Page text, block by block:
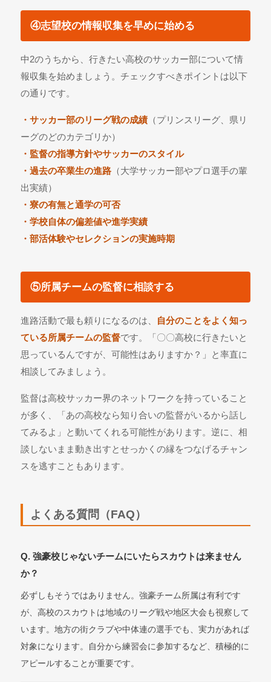
④志望校の情報収集を早めに始める
中2のうちから、行きたい高校のサッカー部について情
報収集を始めましょう。チェックすべきポイントは以下
の通りです。
・サッカー部のリーグ戦の成績（プリンスリーグ、県リ
ーグのどのカテゴリか）
・監督の指導方針やサッカーのスタイル
・過去の卒業生の進路 （大学サッカー部やプロ選手の輩
出実績）
・寮の有無と通学の可否
・学校自体の偏差値や進学実績
・部活体験やセレクションの実施時期
⑤所属チームの監督に相談する
進路活動で最も頼りになるのは、
自分のことをよく知っ
ている所属チームの監督です。「〇〇高校に行きたいと
思っているんですが、可能性はありますか？」と率直に
相談してみましょう。
監督は高校サッカー界のネットワークを持っていること
が多く、「あの高校なら知り合いの監督がいるから話し
てみるよ」と動いてくれる可能性があります。逆に、相
談しないまま動き出すとせっかくの縁をつなげるチャン
スを逃すこともあります。
よくある質問（FAQ）
Q. 強豪校じゃないチームにいたらスカウトは来ません
か？
必ずしもそうではありません。強豪チーム所属は有利です
が、高校のスカウトは地域のリーグ戦や地区大会も視察して
います。地方の街クラブや中体連の選手でも、実力があれば
対象になります。自分から練習会に参加するなど、積極的に
アピールすることが重要です。